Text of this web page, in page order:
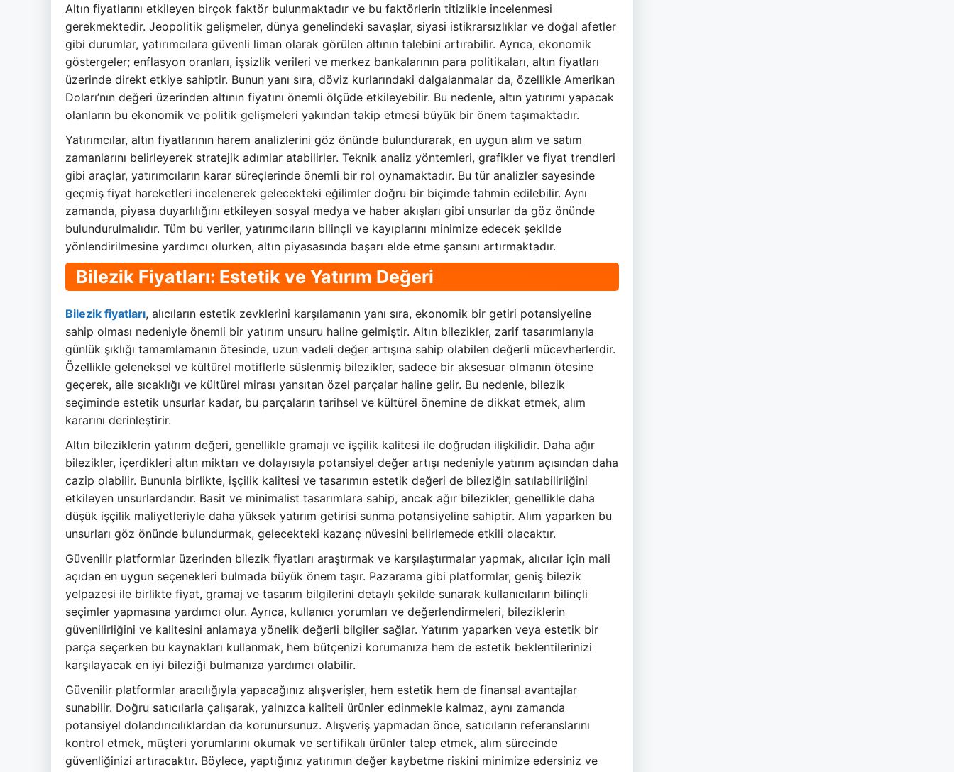
Altın fiyatlarını etkileyen birçok faktör bulunmaktadır ve bu faktörlerin titizlikle incelenmesi
gerekmektedir. Jeopolitik gelişmeler, dünya genelindeki savaşlar, siyasi istikrarsızlıklar ve doğal afetler
gibi durumlar, yatırımcılara güvenli liman olarak görülen altının talebini artırabilir. Ayrıca, ekonomik
göstergeler; enflasyon oranları, işsizlik verileri ve merkez bankalarının para politikaları, altın fiyatları
üzerinde direkt etkiye sahiptir. Bunun yanı sıra, döviz kurlarındaki dalgalanmalar da, özellikle Amerikan
Doları’nın değeri üzerinden altının fiyatını önemli ölçüde etkileyebilir. Bu nedenle, altın yatırımı yapacak
olanların bu ekonomik ve politik gelişmeleri yakından takip etmesi büyük bir önem taşımaktadır.
Yatırımcılar, altın fiyatlarının harem analizlerini göz önünde bulundurarak, en uygun alım ve satım
zamanlarını belirleyerek stratejik adımlar atabilirler. Teknik analiz yöntemleri, grafikler ve fiyat trendleri
gibi araçlar, yatırımcıların karar süreçlerinde önemli bir rol oynamaktadır. Bu tür analizler sayesinde
geçmiş fiyat hareketleri incelenerek gelecekteki eğilimler doğru bir biçimde tahmin edilebilir. Aynı
zamanda, piyasa duyarlılığını etkileyen sosyal medya ve haber akışları gibi unsurlar da göz önünde
bulundurulmalıdır. Tüm bu veriler, yatırımcıların bilinçli ve kayıplarını minimize edecek şekilde
yönlendirilmesine yardımcı olurken, altın piyasasında başarı elde etme şansını artırmaktadır.
Bilezik Fiyatları: Estetik ve Yatırım Değeri
Bilezik fiyatları, alıcıların estetik zevklerini karşılamanın yanı sıra, ekonomik bir getiri potansiyeline
sahip olması nedeniyle önemli bir yatırım unsuru haline gelmiştir. Altın bilezikler, zarif tasarımlarıyla
günlük şıklığı tamamlamanın ötesinde, uzun vadeli değer artışına sahip olabilen değerli mücevherlerdir.
Özellikle geleneksel ve kültürel motiflerle süslenmiş bilezikler, sadece bir aksesuar olmanın ötesine
geçerek, aile sıcaklığı ve kültürel mirası yansıtan özel parçalar haline gelir. Bu nedenle, bilezik
seçiminde estetik unsurlar kadar, bu parçaların tarihsel ve kültürel önemine de dikkat etmek, alım
kararını derinleştirir.
Altın bileziklerin yatırım değeri, genellikle gramajı ve işçilik kalitesi ile doğrudan ilişkilidir. Daha ağır
bilezikler, içerdikleri altın miktarı ve dolayısıyla potansiyel değer artışı nedeniyle yatırım açısından daha
cazip olabilir. Bununla birlikte, işçilik kalitesi ve tasarımın estetik değeri de bileziğin satılabilirliğini
etkileyen unsurlardandır. Basit ve minimalist tasarımlara sahip, ancak ağır bilezikler, genellikle daha
düşük işçilik maliyetleriyle daha yüksek yatırım getirisi sunma potansiyeline sahiptir. Alım yaparken bu
unsurları göz önünde bulundurmak, gelecekteki kazanç nüvesini belirlemede etkili olacaktır.
Güvenilir platformlar üzerinden bilezik fiyatları araştırmak ve karşılaştırmalar yapmak, alıcılar için mali
açıdan en uygun seçenekleri bulmada büyük önem taşır. Pazarama gibi platformlar, geniş bilezik
yelpazesi ile birlikte fiyat, gramaj ve tasarım bilgilerini detaylı şekilde sunarak kullanıcıların bilinçli
seçimler yapmasına yardımcı olur. Ayrıca, kullanıcı yorumları ve değerlendirmeleri, bileziklerin
güvenilirliğini ve kalitesini anlamaya yönelik değerli bilgiler sağlar. Yatırım yaparken veya estetik bir
parça seçerken bu kaynakları kullanmak, hem bütçenizi korumanıza hem de estetik beklentilerinizi
karşılayacak en iyi bileziği bulmanıza yardımcı olabilir.
Güvenilir platformlar aracılığıyla yapacağınız alışverişler, hem estetik hem de finansal avantajlar
sunabilir. Doğru satıcılarla çalışarak, yalnızca kaliteli ürünler edinmekle kalmaz, aynı zamanda
potansiyel dolandırıcılıklardan da korunursunuz. Alışveriş yapmadan önce, satıcıların referanslarını
kontrol etmek, müşteri yorumlarını okumak ve sertifikalı ürünler talep etmek, alım sürecinde
güvenliğinizi artıracaktır. Böylece, yaptığınız yatırımın değer kaybetme riskini minimize edersiniz ve